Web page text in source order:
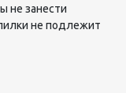
не занести
не подлежит